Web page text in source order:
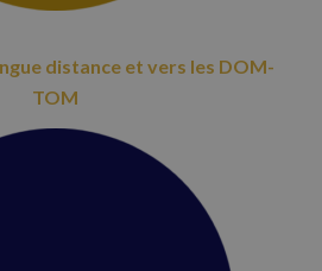
distance et vers les DOM-
TOM